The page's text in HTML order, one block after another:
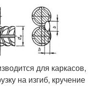
для каркасов,
на изгиб, кручение